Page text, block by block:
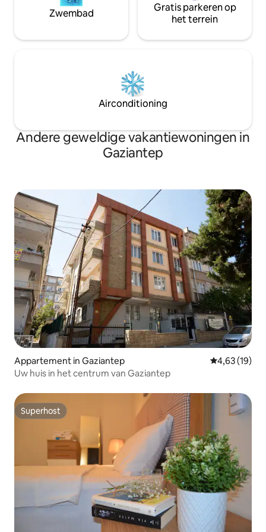
Zwembad
Gratis parkeren op
het terrein
Airconditioning
Andere geweldige vakantiewoningen in
Gaziantep
Appartement in Gaziantep Gemiddelde
4,63 (19)
Uw huis in het centrum van Gaziantep
Superhost
Superhost